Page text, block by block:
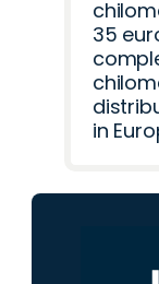
35
in